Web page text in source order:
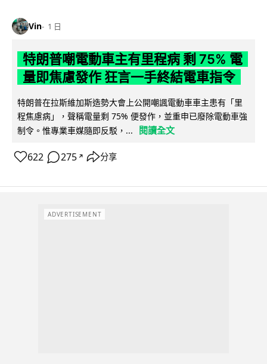
Vin 1 日
特朗普嘲電動車主有里程病 剩 75% 電
量即焦慮發作 狂言一手終結電車指令
特朗普在拉斯維加斯造勢大會上公開嘲諷電動車車主患有「里
程焦慮病」，聲稱電量剩 75% 便發作，並重申已廢除電動車強
制令。惟專業車媒隨即反駁，...
閱讀全文
622 275 ↗ 分享
ADVERTISEMENT